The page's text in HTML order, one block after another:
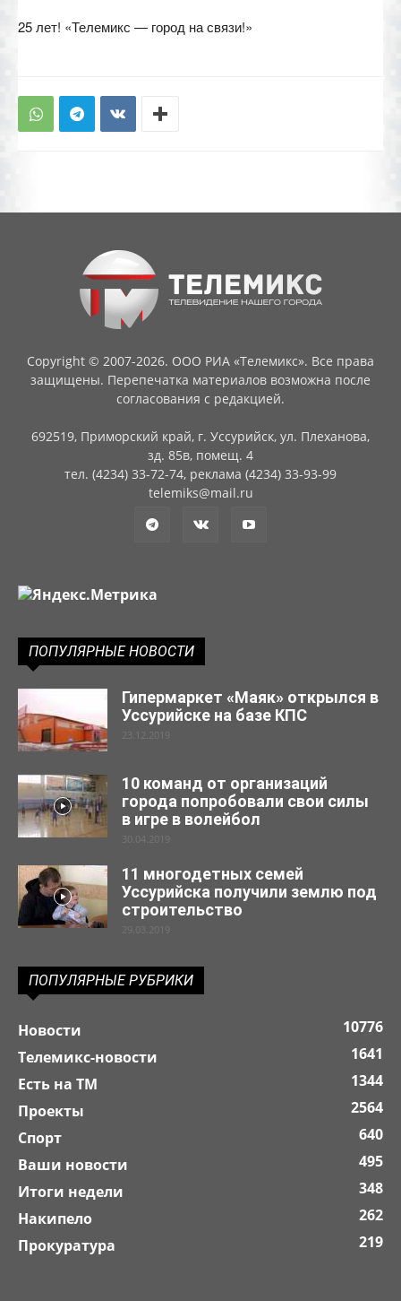
25 лет! «Телемикс — город на связи!»
Copyright © 2007-2026. ООО РИА «Телемикс». Все права
защищены. Перепечатка материалов возможна после
согласования с редакцией.
692519, Приморский край, г. Уссурийск, ул. Плеханова,
зд. 85в, помещ. 4
тел. (4234) 33-72-74, реклама (4234) 33-93-99
telemiks@mail.ru
ПОПУЛЯРНЫЕ НОВОСТИ
Гипермаркет «Маяк» открылся в
Уссурийске на базе КПС
23.12.2019
10 команд от организаций
города попробовали свои силы
в игре в волейбол
30.04.2019
11 многодетных семей
Уссурийска получили землю под
строительство
29.03.2019
ПОПУЛЯРНЫЕ РУБРИКИ
Новости
10776
Телемикс-новости
1641
Есть на ТМ
1344
Проекты
2564
Спорт
640
Ваши новости
495
Итоги недели
348
Накипело
262
Прокуратура
219